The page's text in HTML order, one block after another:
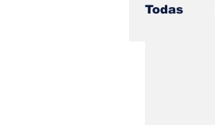
Todas